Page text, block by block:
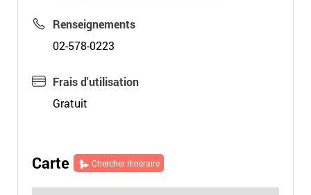
Renseignements
02-578-0223
Frais d'utilisation
Gratuit
Carte Chercher itinéraire